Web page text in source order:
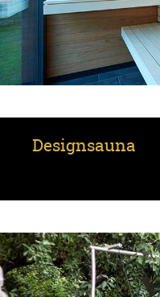
Designsauna